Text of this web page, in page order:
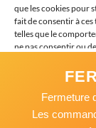
que les cookies pour
fait de consentir à
telles que le
ne pas consentir ou
Fermeture
Les